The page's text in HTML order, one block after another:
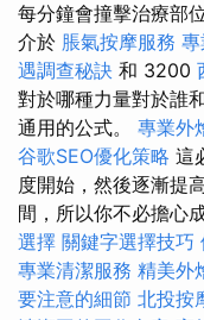
每分鐘會撞擊治療部
介於 脹氣按摩服務
遇調查秘訣 和 3200
對於哪種力量對於誰
通用的公式。 專業外
谷歌SEO優化策略 這
度開始，然後逐漸提
間，所以你不必擔心
選擇 關鍵字選擇技巧
專業清潔服務 精美外
要注意的細節 北投按